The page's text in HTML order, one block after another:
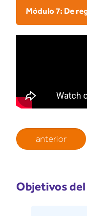
Módulo 7: De
anterior
Objetivos